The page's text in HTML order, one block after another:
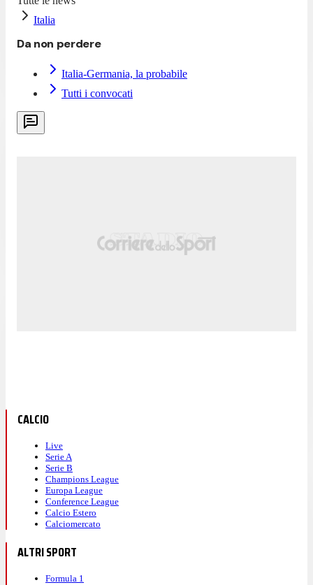
Italia
Da non perdere
Italia-Germania, la probabile
Tutti i convocati
CALCIO
Live
Serie A
Serie B
Champions League
Europa League
Conference League
Calcio Estero
Calciomercato
ALTRI SPORT
Formula 1